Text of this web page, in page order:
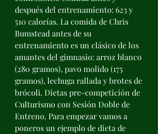
después del entrenamiento: 623 y
510 calorías. La comida de Chris
Bumstead antes de su
entrenamiento es un clásico de los
amantes del gimnasio: arroz blanco
(280 gramos), pavo molido (175
gramos), lechuga rallada y brotes de
brócoli. Dietas pre-competición de
Culturismo con Sesión Doble de
Entreno. Para empezar vamos a
poneros un ejemplo de dieta de